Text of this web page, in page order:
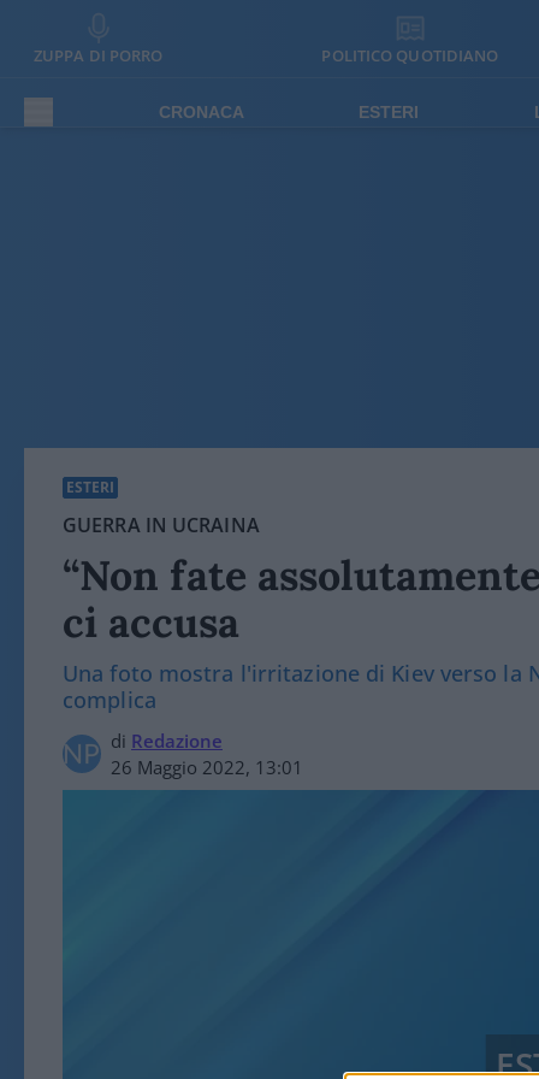
ZUPPA DI PORRO POLITICO QUOTIDIANO
CRONACA ESTERI
ESTERI
GUERRA IN UCRAINA
“Non fate
ci accusa
Una foto mostra l'irritazione di Kiev verso la
complica
di Redazione
26 Maggio 2022, 13:01